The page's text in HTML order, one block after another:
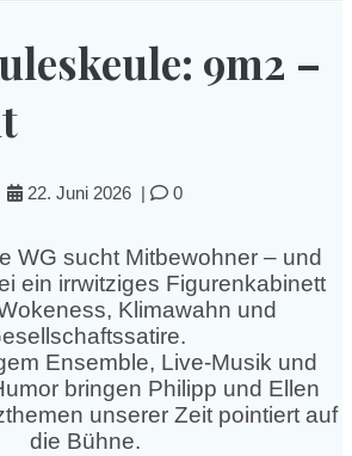
9m2 –
22. Juni 2026 0
WG sucht Mitbewohner – und
ein irrwitziges Figurenkabinett
Klimawahn und
Ensemble, Live-Musik und
bringen Philipp und Ellen
unserer Zeit pointiert auf
die Bühne.